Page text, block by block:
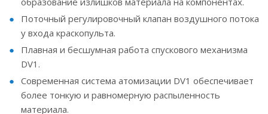
Поточный регулировочный клапан воздушного потока
у входа краскопульта.
Плавная и бесшумная работа спускового механизма
DV1.
Современная система атомизации DV1 обеспечивает
более тонкую и равномерную распыленность
материала.